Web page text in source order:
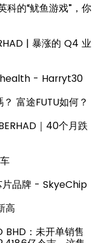
科的“鱿鱼游戏”，你
| 暴涨的 Q4 业
- Harryt30
富途FUTU如何？
｜40个月跌
片品牌 - SkyeChip
高
：未开单销售